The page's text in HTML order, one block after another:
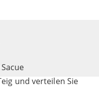
und verteilen Sie